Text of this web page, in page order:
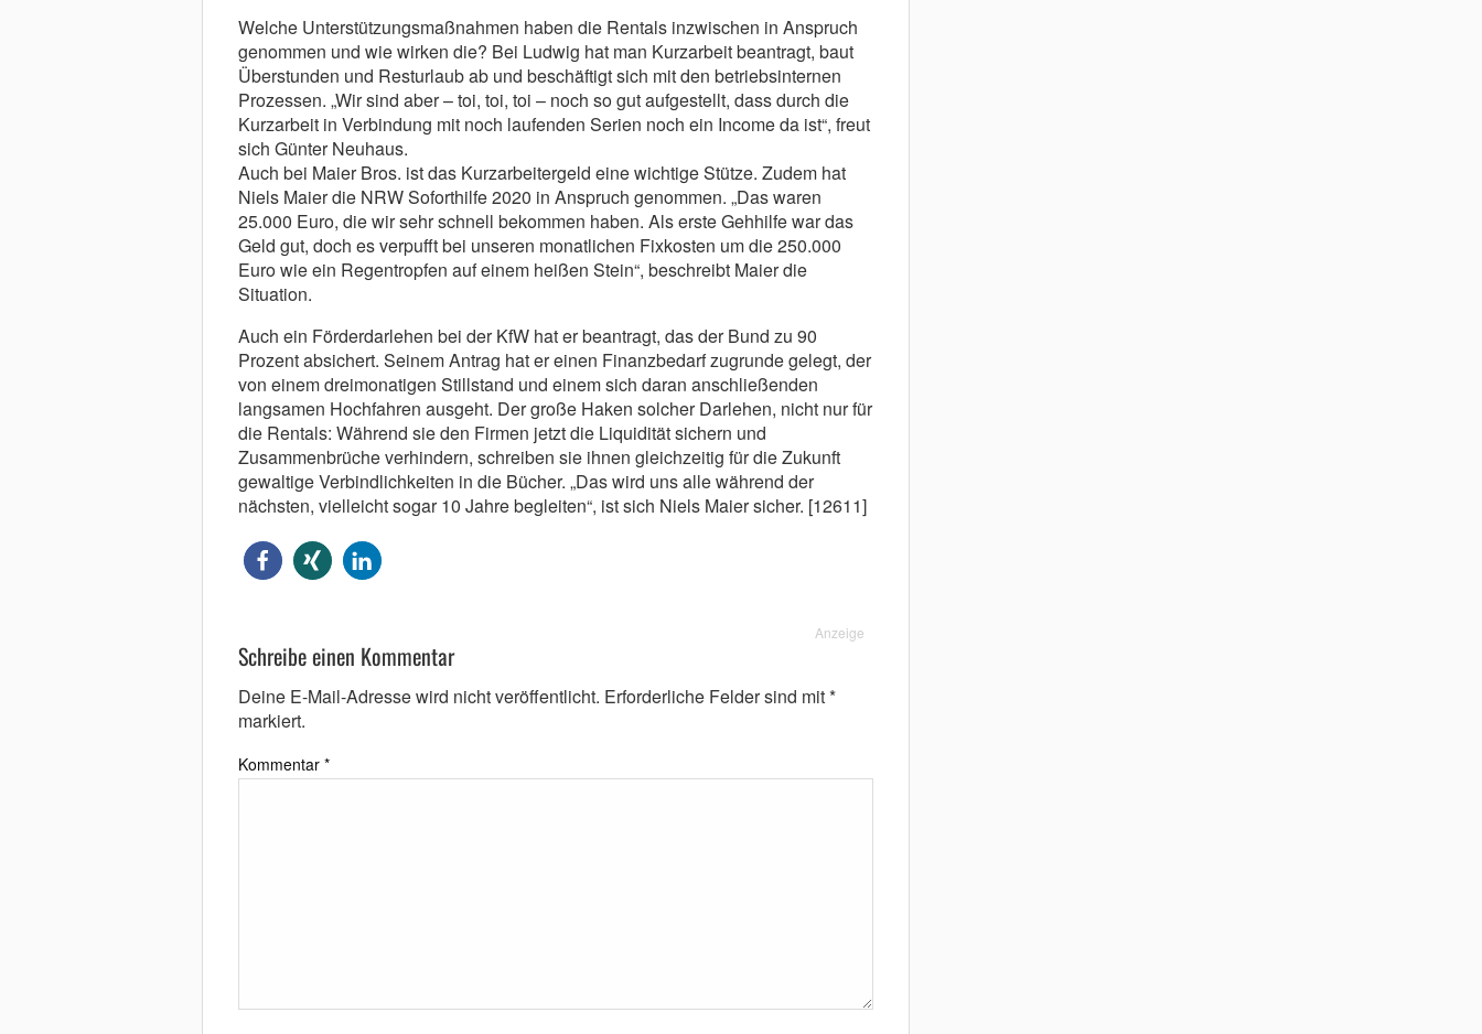
Welche Unterstützungsmaßnahmen haben die Rentals inzwischen in Anspruch
genommen und wie wirken die? Bei Ludwig hat man Kurzarbeit beantragt, baut
Überstunden und Resturlaub ab und beschäftigt sich mit den betriebsinternen
Prozessen. „Wir sind aber – toi, toi, toi – noch so gut aufgestellt, dass durch die
Kurzarbeit in Verbindung mit noch laufenden Serien noch ein Income da ist“, freut
sich Günter Neuhaus.
Auch bei Maier Bros. ist das Kurzarbeitergeld eine wichtige Stütze. Zudem hat
Niels Maier die NRW Soforthilfe 2020 in Anspruch genommen. „Das waren
25.000 Euro, die wir sehr schnell bekommen haben. Als erste Gehhilfe war das
Geld gut, doch es verpufft bei unseren monatlichen Fixkosten um die 250.000
Euro wie ein Regentropfen auf einem heißen Stein“, beschreibt Maier die
Situation.
Auch ein Förderdarlehen bei der KfW hat er beantragt, das der Bund zu 90
Prozent absichert. Seinem Antrag hat er einen Finanzbedarf zugrunde gelegt, der
von einem dreimonatigen Stillstand und einem sich daran anschließenden
langsamen Hochfahren ausgeht. Der große Haken solcher Darlehen, nicht nur für
die Rentals: Während sie den Firmen jetzt die Liquidität sichern und
Zusammenbrüche verhindern, schreiben sie ihnen gleichzeitig für die Zukunft
gewaltige Verbindlichkeiten in die Bücher. „Das wird uns alle während der
nächsten, vielleicht sogar 10 Jahre begleiten“, ist sich Niels Maier sicher. [12611]
Anzeige
Schreibe einen Kommentar
Deine E-Mail-Adresse wird nicht veröffentlicht. Erforderliche Felder sind mit*
markiert.
Kommentar *